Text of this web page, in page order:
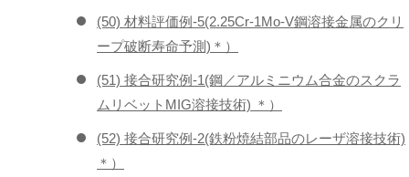
(50) 材料評価例-5(2.25Cr-1Mo-V鋼溶接金属のクリ
ープ破断寿命予測)＊）
(51) 接合研究例-1(鋼／アルミニウム合金のスクラ
ムリベットMIG溶接技術) ＊）
(52) 接合研究例-2(鉄粉焼結部品のレーザ溶接技術)
＊）